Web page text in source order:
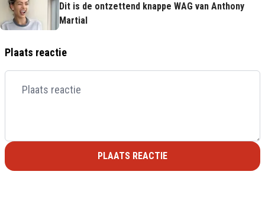
Dit is de ontzettend knappe WAG van Anthony
Martial
Plaats reactie
PLAATS REACTIE